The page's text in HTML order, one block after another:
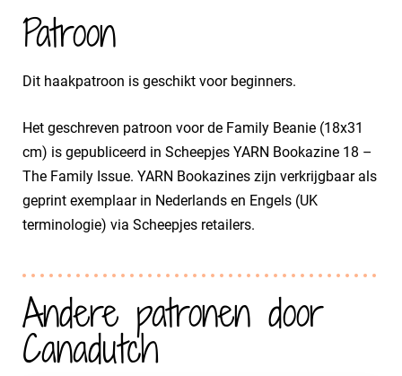
Patroon
Dit haakpatroon is geschikt voor beginners.
Het geschreven patroon voor de Family Beanie (18x31
cm) is gepubliceerd in Scheepjes YARN Bookazine 18 –
The Family Issue. YARN Bookazines zijn verkrijgbaar als
geprint exemplaar in Nederlands en Engels (UK
terminologie) via Scheepjes retailers.
Andere patronen door
Canadutch